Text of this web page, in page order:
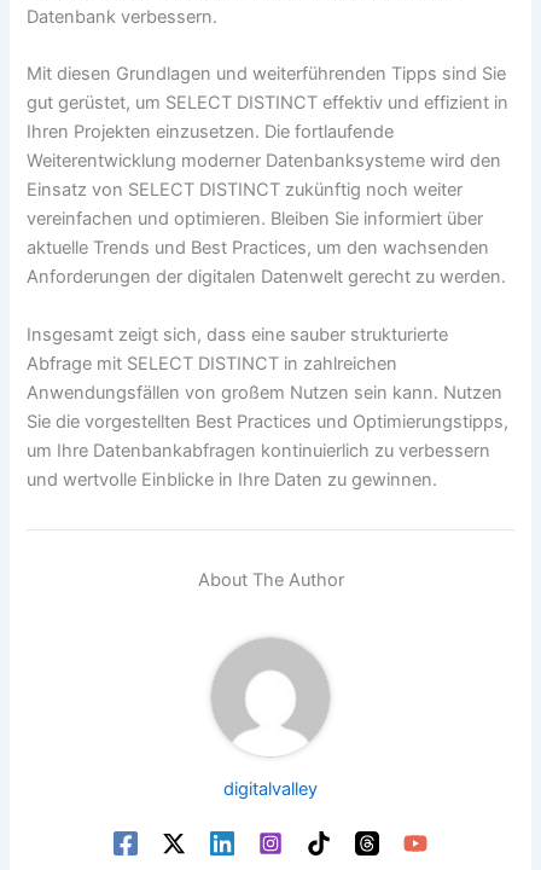
Datenbank verbessern.
Mit diesen Grundlagen und weiterführenden Tipps sind Sie
gut gerüstet, um SELECT DISTINCT effektiv und effizient in
Ihren Projekten einzusetzen. Die fortlaufende
Weiterentwicklung moderner Datenbanksysteme wird den
Einsatz von SELECT DISTINCT zukünftig noch weiter
vereinfachen und optimieren. Bleiben Sie informiert über
aktuelle Trends und Best Practices, um den wachsenden
Anforderungen der digitalen Datenwelt gerecht zu werden.
Insgesamt zeigt sich, dass eine sauber strukturierte
Abfrage mit SELECT DISTINCT in zahlreichen
Anwendungsfällen von großem Nutzen sein kann. Nutzen
Sie die vorgestellten Best Practices und Optimierungstipps,
um Ihre Datenbankabfragen kontinuierlich zu verbessern
und wertvolle Einblicke in Ihre Daten zu gewinnen.
About The Author
digitalvalley